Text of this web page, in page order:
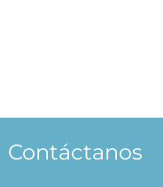
Contáctanos